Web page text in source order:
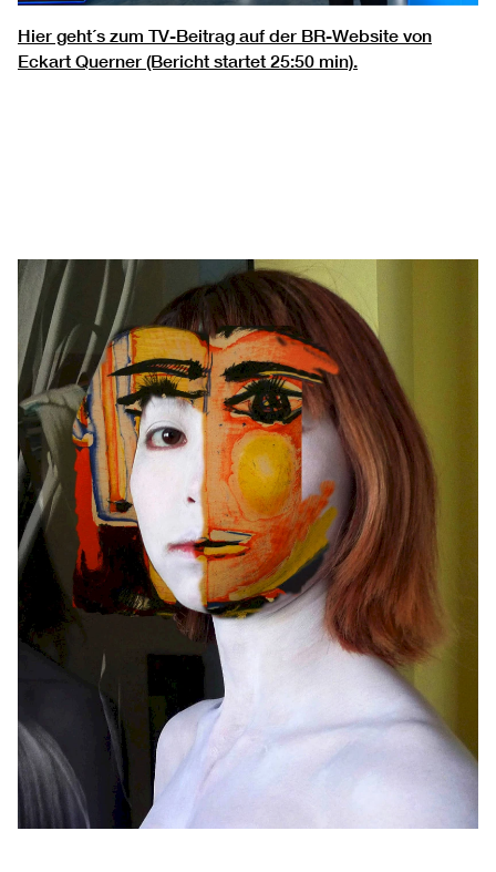
Hier geht´s zum TV-Beitrag auf der BR-Website von
Eckart Querner (Bericht startet 25:50 min).